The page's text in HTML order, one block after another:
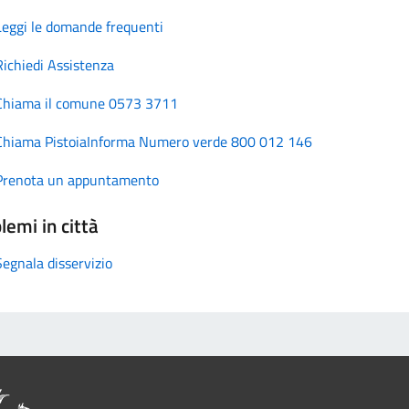
le domande frequenti
Assistenza
il comune 0573 3711
PistoiaInforma Numero verde 800 012 146
un appuntamento
in città
disservizio